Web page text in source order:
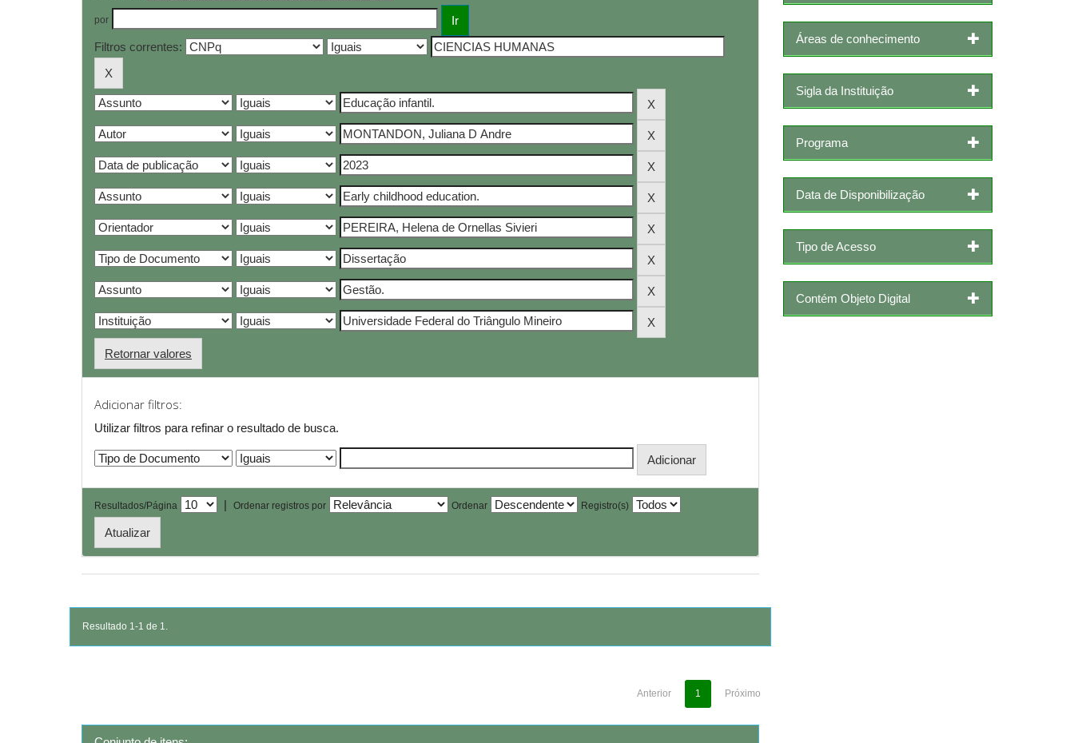
por
Filtros correntes:
Retornar valores
Adicionar filtros:
Utilizar filtros para refinar o resultado de busca.
Resultados/Página | Ordenar registros por Ordenar Registro(s)
Resultado 1-1 de 1.
Anterior 1 Próximo
Áreas de conhecimento
Sigla da Instituição
Programa
Data de Disponibilização
Tipo de Acesso
Contém Objeto Digital